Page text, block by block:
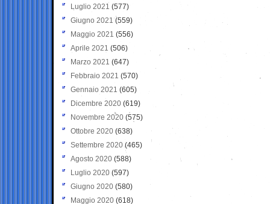
Luglio 2021 (577)
Giugno 2021(559)
Maggio 2021 (556)
Aprile 2021 (506)
Marzo 2021 (647)
Febbraio 2021 (570)
Gennaio 2021 (605)
Dicembre 2020 (619)
Novembre 2020 (575)
Ottobre 2020 (638)
Settembre 2020(465)
Agosto 2020 (588)
Luglio 2020 (597)
Giugno 2020 (580)
Maggio 2020 (618)